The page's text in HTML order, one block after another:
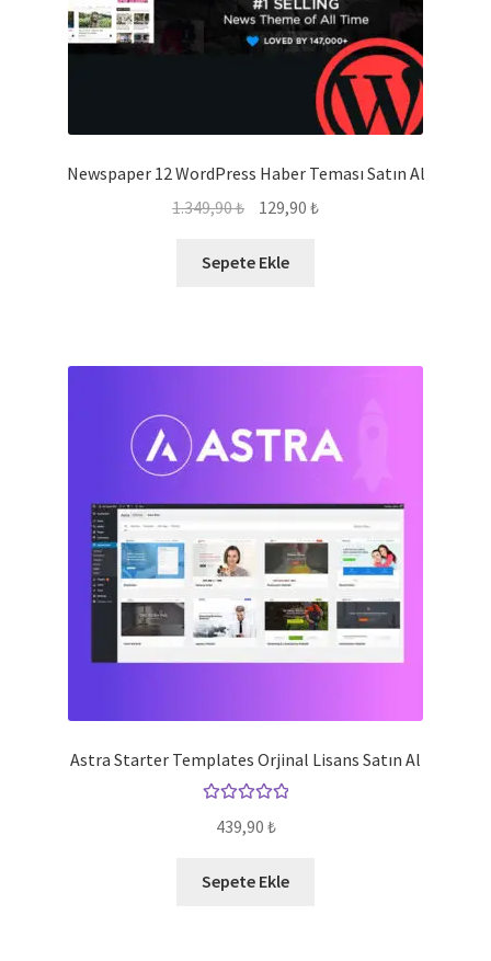
Newspaper 12 WordPress Haber Teması Satın Al
1.349,90₺
Orijinal
1.349,90 ₺.
129,90 ₺Şu
Sepete Ekle
Astra Starter Templates Orjinal Lisans Satın Al
oy aldı
439,90 ₺
Sepete Ekle